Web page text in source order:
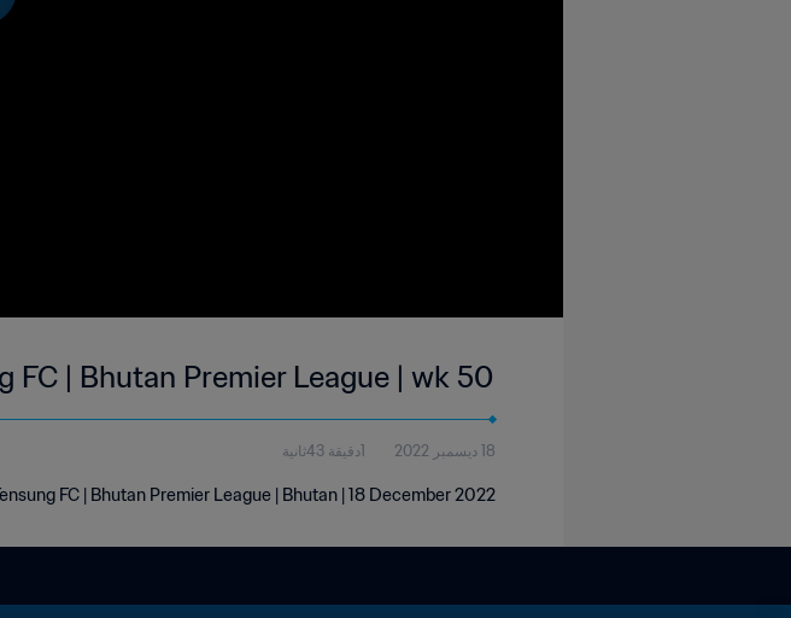
FC | Bhutan Premier League | wk 50
18 ديسمبر 2022 1دقيقة 43ثانية
FC | Bhutan Premier League | Bhutan | 18 December 2022